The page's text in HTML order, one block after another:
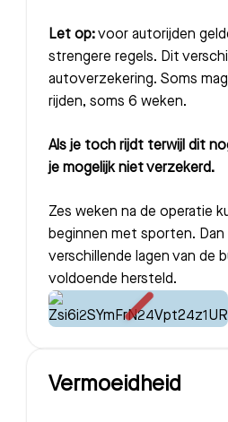
Let op:voor autorijden
strengere regels. Dit
autoverzekering. Soms
rijden, soms 6 weken.
Als je toch rijdt terwijl dit
je mogelijk niet verzekerd.
Zes weken na de operatie
beginnen met sporten. Dan
verschillende lagen van de
voldoende hersteld.
Vermoeidheid